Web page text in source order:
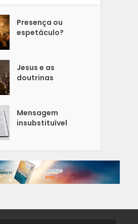
Presença ou
espetáculo?
Jesus e as
doutrinas
Mensagem
insubstituível